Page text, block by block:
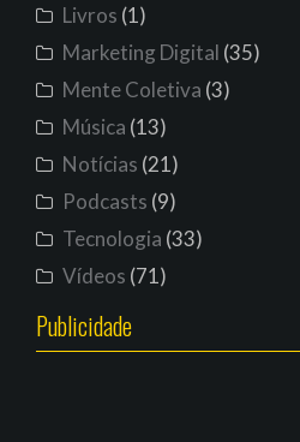
Livros (1)
Marketing Digital (35)
Mente Coletiva (3)
Música (13)
Notícias (21)
Podcasts (9)
Tecnologia (33)
Vídeos (71)
Publicidade